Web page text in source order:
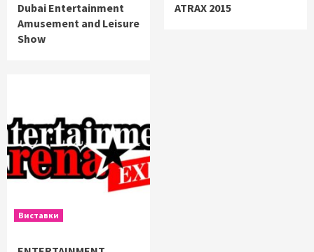
Dubai Entertainment
Amusement and Leisure
Show
ATRAX 2015
Виставки